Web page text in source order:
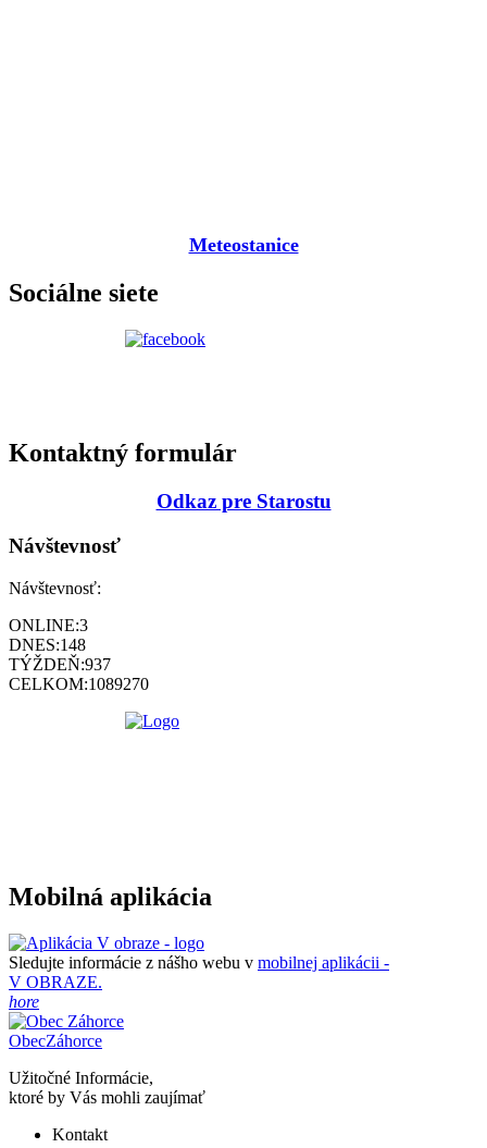
Meteostanice
Sociálne siete
Kontaktný formulár
Odkaz pre Starostu
Návštevnosť
Návštevnosť:
ONLINE:3
DNES:148
TÝŽDEŇ:937
CELKOM:1089270
Mobilná aplikácia
Sledujte informácie z nášho webu v mobilnej aplikácii -
V OBRAZE.
hore
ObecZáhorce
Užitočné Informácie,
ktoré by Vás mohli zaujímať
Kontakt